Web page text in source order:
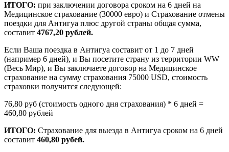
ИТОГО: при заключении договора сроком на 6 дней на
Медицинское страхование (30000 евро) и Страхование отмены
поездки для Антигуа плюс другой страны общая сумма,
составит 4767,20 рублей.
Если Ваша поездка в Антигуа составит от 1 до 7 дней
(например 6 дней), и Вы посетите страну из территории WW
(Весь Мир), и Вы заключаете договор на Медицинское
страхование на сумму страхования 75000 USD, стоимость
страховки получится следующей:
76,80 руб (стоимость одного дня страхования) * 6 дней =
460,80 рублей
ИТОГО: Страхование для выезда в Антигуа сроком на 6 дней
составит 460,80 рубей.